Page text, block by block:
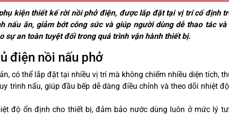
kiện thiết kế rời nồi phở điện, được lắp đặt tại vị trí cố định
nấu ăn, giảm bớt công sức và giúp người dùng dễ thao tác
sự an toàn tuyệt đối trong quá trình vận hành thiết bị.
điện nồi nấu phở
có thể lắp đặt tại nhiều vị trí mà không chiếm nhiều diện tích,
trình nấu, giúp đầu bếp dễ dàng điều chỉnh và theo dõi nhiệt
độ ổn định cho thiết bị, đảm bảo nước dùng luôn ở mức lý